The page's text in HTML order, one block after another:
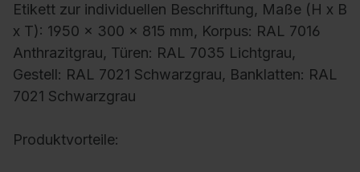
Etikett zur individuellen Beschriftung, Maße (H x B
x T): 1950 x 300 x 815 mm, Korpus: RAL 7016
Anthrazitgrau, Türen: RAL 7035 Lichtgrau,
Gestell: RAL 7021 Schwarzgrau, Banklatten: RAL
7021 Schwarzgrau
Produktvorteile: